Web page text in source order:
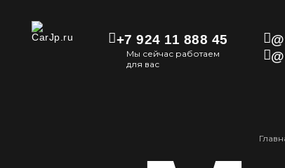
+7 924 11 888 45
Мы сейчас работаем
для вас